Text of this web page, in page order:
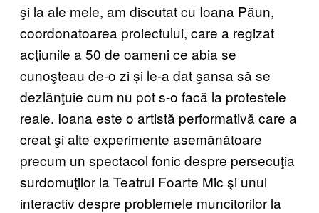
şi la ale mele, am discutat cu Ioana Păun,
coordonatoarea proiectului, care a regizat
acţiunile a 50 de oameni ce abia se
cunoşteau de-o zi și le-a dat şansa să se
dezlănţuie cum nu pot s-o facă la protestele
reale. Ioana este o artistă performativă care a
creat şi alte experimente asemănătoare
precum un spectacol fonic despre persecuţia
surdomuţilor la Teatrul Foarte Mic şi unul
interactiv despre problemele muncitorilor la